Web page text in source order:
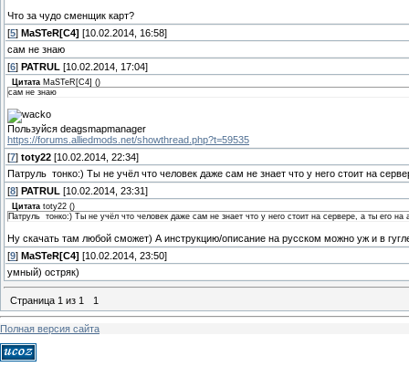
Что за чудо сменщик карт?
[5] MaSTeR[C4] [10.02.2014, 16:58]
сам не знаю
[6] PATRUL [10.02.2014, 17:04]
Цитата MaSTeR[C4] ()
сам не знаю
Пользуйся deagsmapmanager
https://forums.alliedmods.net/showthread.php?t=59535
[7] toty22 [10.02.2014, 22:34]
Патруль тонко:) Ты не учёл что человек даже сам не знает что у него стоит на
[8] PATRUL [10.02.2014, 23:31]
Цитата toty22 ()
Патруль тонко:) Ты не учёл что человек даже сам не знает что у него стоит на сервере, а ты его на
Ну скачать там любой сможет) А инструкцию/описание на русском можно уж и в
[9] MaSTeR[C4] [10.02.2014, 23:50]
умный) остряк)
Страница 1 из 1 1
Полная версия сайта